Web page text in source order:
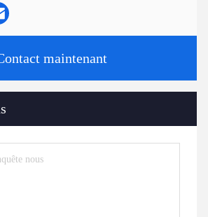
maintenant